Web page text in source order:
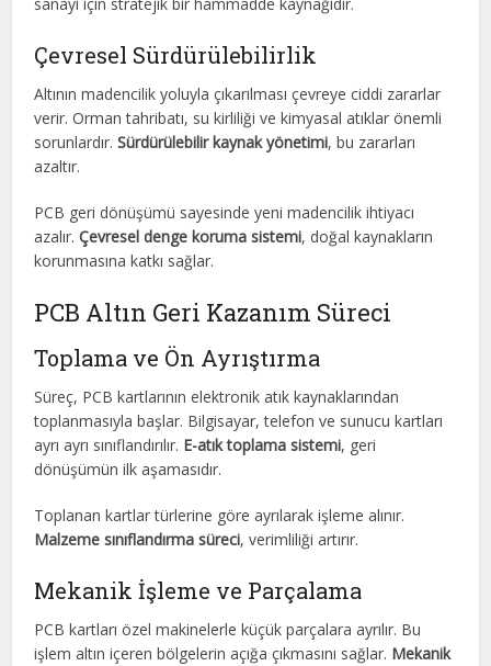
Çevresel Sürdürülebilirlik
Altının madencilik yoluyla çıkarılması çevreye ciddi zararlar
verir. Orman tahribatı, su kirliliği ve kimyasal atıklar önemli
sorunlardır.Sürdürülebilir kaynak yönetimi, bu zararları
azaltır.
PCB geri dönüşümü sayesinde yeni madencilik ihtiyacı
azalır.Çevresel denge koruma sistemi, doğal kaynakların
korunmasına katkı sağlar.
PCB Altın Geri Kazanım Süreci
Toplama ve Ön Ayrıştırma
Süreç, PCB kartlarının elektronik atık kaynaklarından
toplanmasıyla başlar. Bilgisayar, telefon ve sunucu kartları
ayrı ayrı sınıflandırılır. E-atık toplama sistemi, geri
dönüşümün ilk aşamasıdır.
Toplanan kartlar türlerine göre ayrılarak işleme alınır.
Malzeme sınıflandırma süreci, verimliliği artırır.
Mekanik İşleme ve Parçalama
PCB kartları özel makinelerle küçük parçalara ayrılır. Bu
işlem altın içeren bölgelerin açığa çıkmasını sağlar. Mekanik